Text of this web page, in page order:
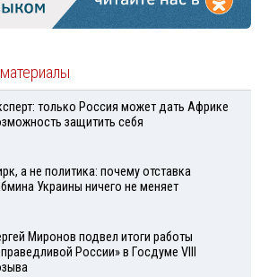
только Россия может дать Африке
защитить себя
а не политика: почему отставка
Украины ничего не меняет
Миронов подвел итоги работы
России» в Госдуме VIII